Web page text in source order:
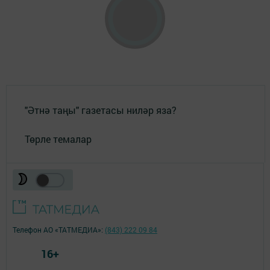
"Әтнә таңы" газетасы ниләр яза?
Төрле темалар
Телефон АО «ТАТМЕДИА»: (843) 222 09 84
16+